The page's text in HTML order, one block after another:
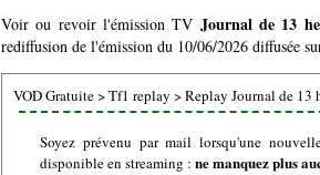
Voir ou revoir l'émission TV Journal de 13
rediffusion de l'émission du 10/06/2026 diffusée
VOD Gratuite>Tf1 replay >Replay Journal de 13
Soyez prévenu par mail lorsqu'une
disponible en streaming : ne manquez plus